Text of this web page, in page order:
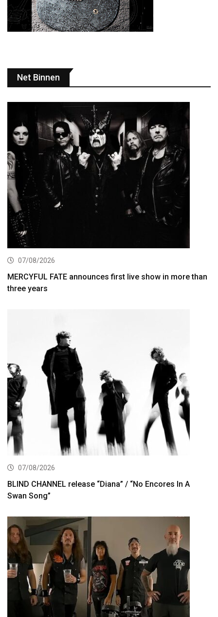
Net Binnen
07/08/2026
MERCYFUL FATE announces first live show in more than
three years
07/08/2026
BLIND CHANNEL release “Diana” / “No Encores In A
Swan Song”